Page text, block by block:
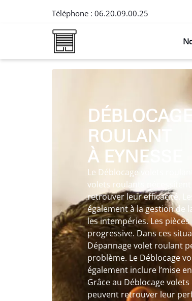
Téléphone : 06.20.09.00.25
ROULANT
À EYNESSE
Le Déblocage volets
volets roulants
retrouver leur efficacité.
également à la gestion de
les intempéries. Les
progressive. Dans ces
Dépannage volet roulant
problème. Le Déblocage
également inclure l’mise
Grâce au Déblocage
peuvent retrouver leur